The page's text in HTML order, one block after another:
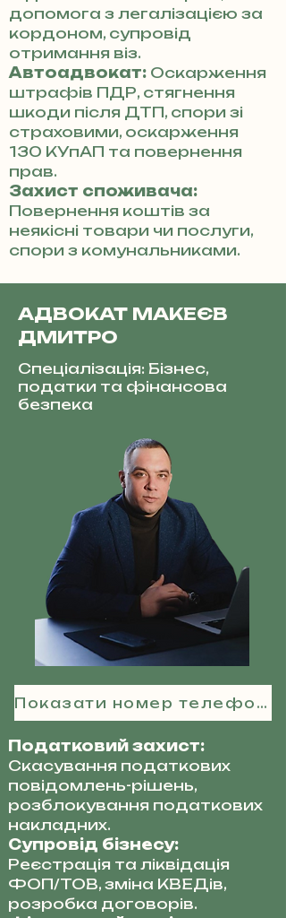
допомога з легалізацією за
кордоном, супровід
отримання віз.
Автоадвокат: Оскарження
штрафів ПДР, стягнення
шкоди після ДТП, спори зі
страховими, оскарження
130 КУпАП та повернення
прав.
Захист споживача:
Повернення коштів за
неякісні товари чи послуги,
спори з комунальниками.
АДВОКАТ МАКЕЄВ
ДМИТРО
Спеціалізація: Бізнес,
податки та фінансова
безпека
Показати номер телефону
Податковий захист:
Скасування податкових
повідомлень-рішень,
розблокування податкових
накладних.
Супровід бізнесу:
Реєстрація та ліквідація
ФОП/ТОВ, зміна КВЕДів,
розробка договорів.